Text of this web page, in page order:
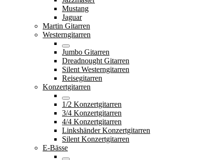
Mustang
Jaguar
Martin Gitarren
Westerngitarren
Jumbo Gitarren
Dreadnought Gitarren
Silent Westerngitarren
Reisegitarren
Konzertgitarren
1/2 Konzertgitarren
3/4 Konzertgitarren
4/4 Konzertgitarren
Linkshänder Konzertgitarren
Silent Konzertgitarren
E-Bässe